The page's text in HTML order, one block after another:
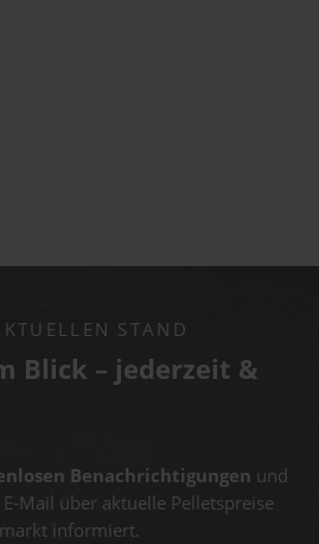
STAND
Blick – jederzeit &
Benachrichtigungen und
Mail über aktuelle Pelletspreise
informiert.